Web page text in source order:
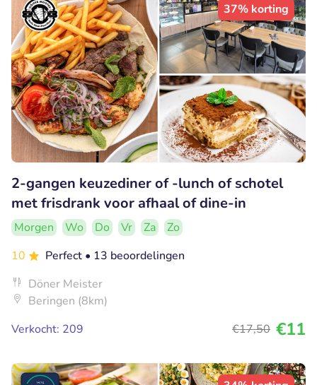
37% korting
2-gangen keuzediner of -lunch of schotel
met frisdrank voor afhaal of dine-in
Morgen Wo Do Vr Za
Zo
10
Perfect • 13 beoordelingen
Döner Meister
Beringen (8km)
Verkocht: 209
€17,50 €11